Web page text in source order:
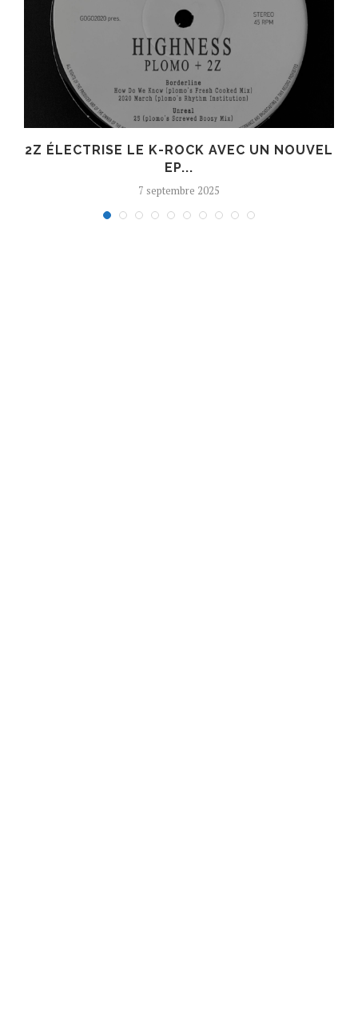
2Z ÉLECTRISE LE K-ROCK AVEC UN NOUVEL
EP...
7 septembre 2025